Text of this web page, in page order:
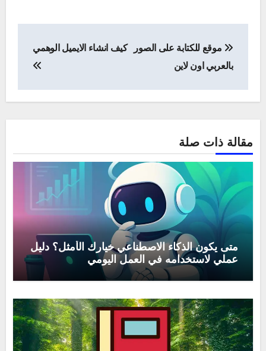
المقالات
موقع للكتابة على الصور
بالعربي اون لاين
كيف انشاء الايميل الوهمي
مقالة ذات صلة
متى يكون الذكاء الاصطناعي خيارك الأمثل؟ دليل
عملي لاستخدامه في العمل اليومي